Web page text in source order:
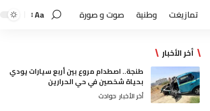
تمازيغت وطنية صوت و صورة Aa
أخر الأخبار
طنجة.. اصطدام مروع بين أربع سيارات يودي
بحياة شخصين في حي الحرارين
أخر الأخبار حوادث